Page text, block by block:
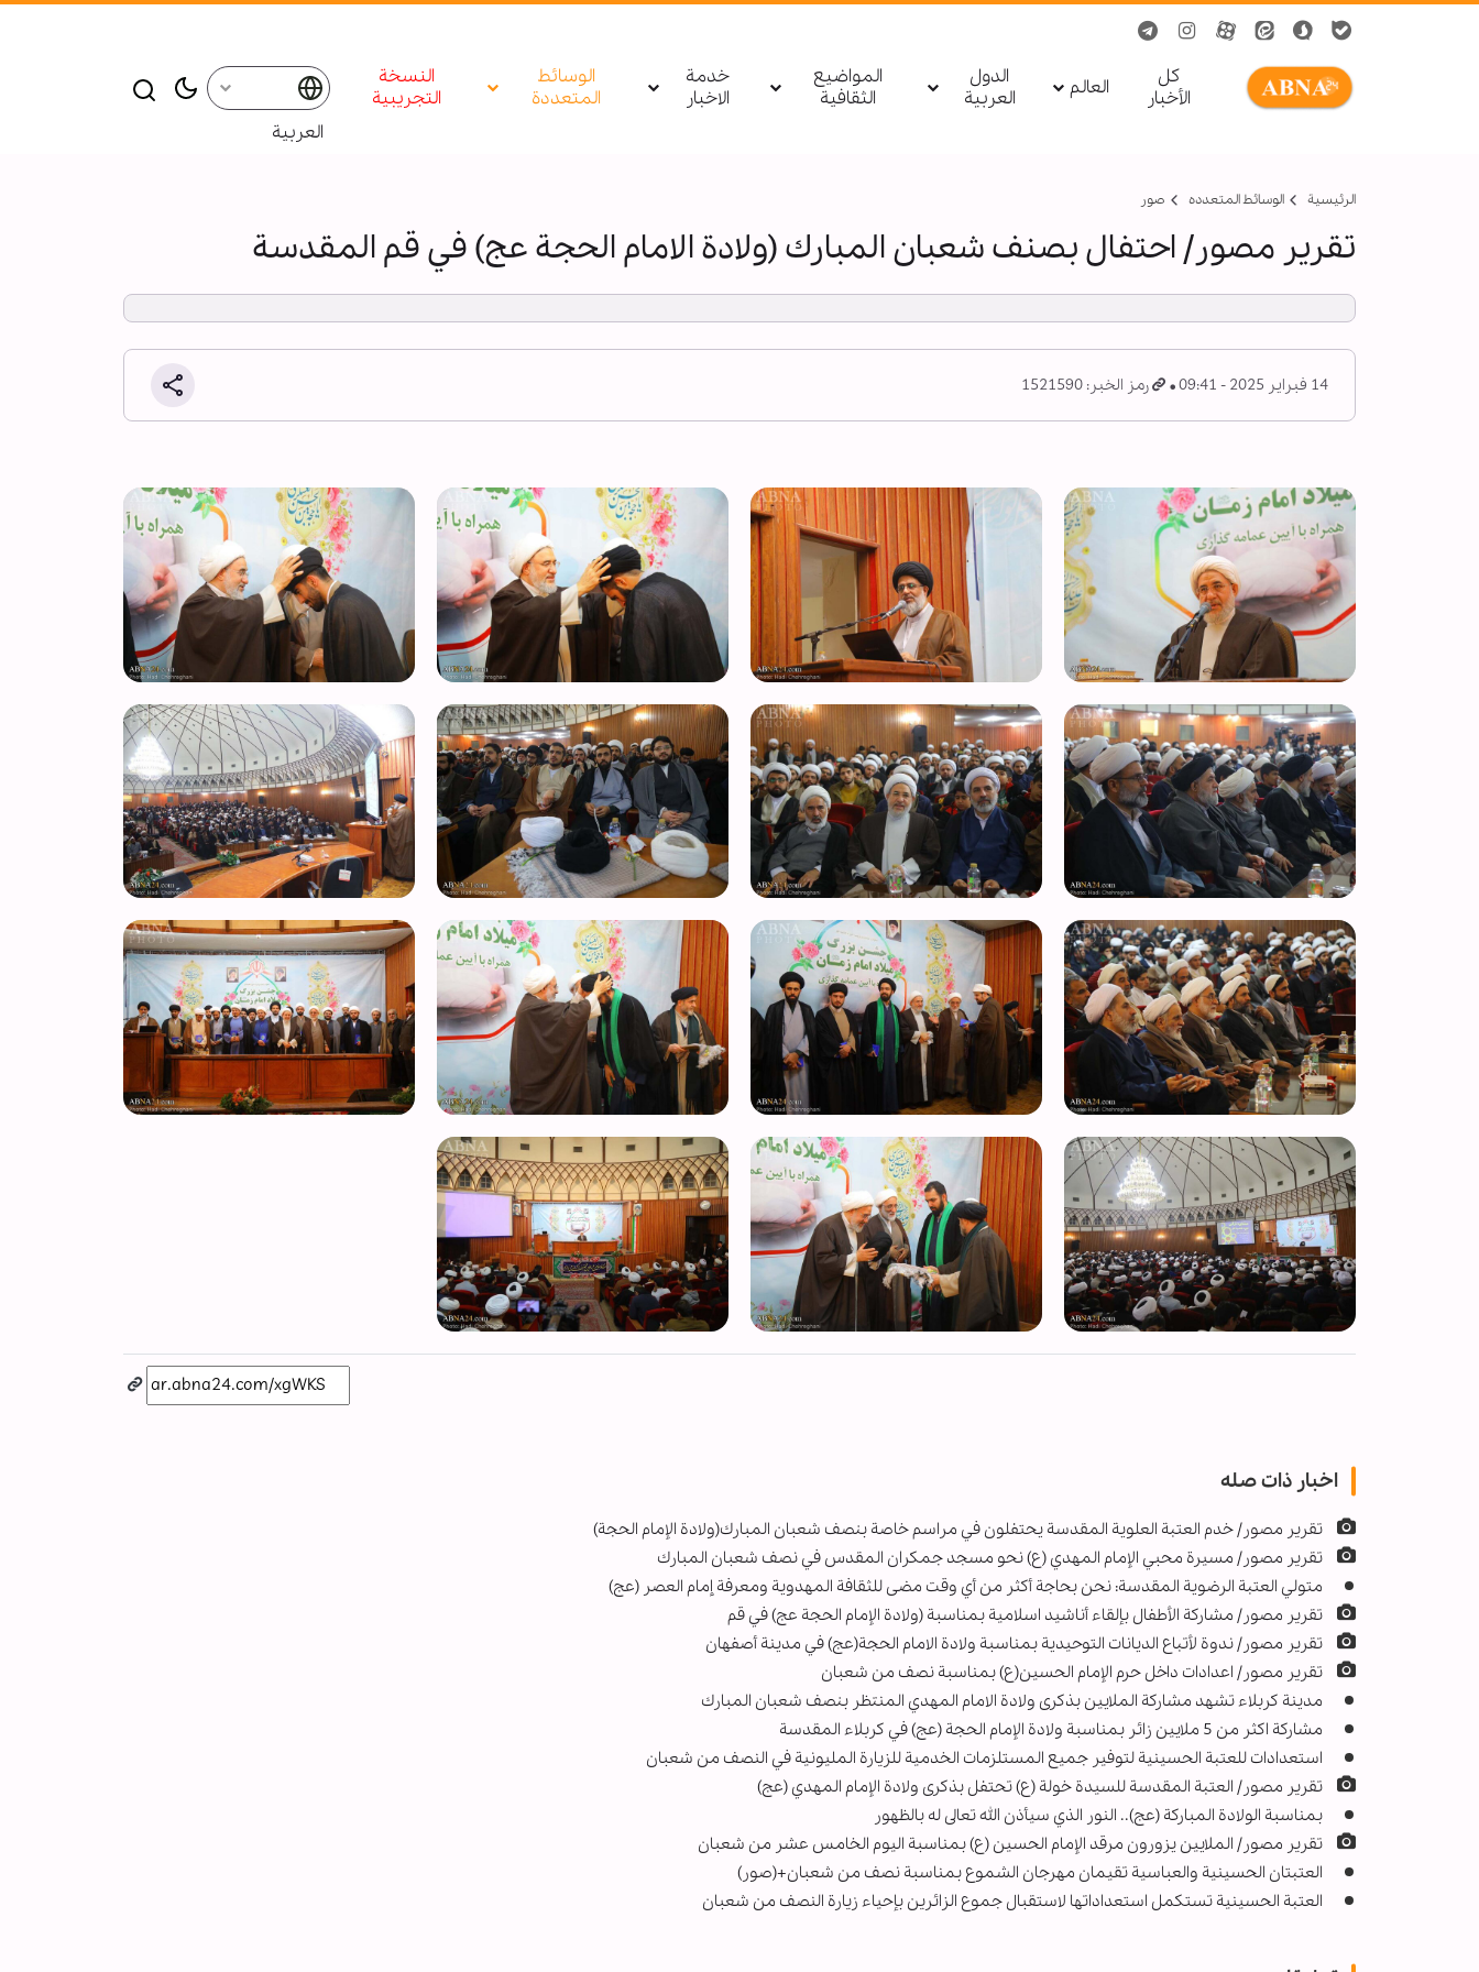
کل
الأخبار
العالم
الدول
العربیة
المواضيع
الثقافية
خدمة
الاخبار
الوسائط
المتعددة
النسخة
التجريبية
العربية
الرئيسية الوسائط المتعدده صور
تقرير مصور/ احتفال بصنف شعبان المبارك (ولادة الامام الحجة عج) في قم المقدسة
14 فبراير 2025 - 09:41 رمز الخبر: 1521590
اخبار ذات صله
تقرير مصور/ خدم العتبة العلوية المقدسة يحتفلون في مراسم خاصة بنصف شعبان المبارك(ولادة الإمام الحجة)
تقرير مصور/ مسيرة محبي الإمام المهدي (ع) نحو مسجد جمكران المقدس في نصف شعبان المبارك
متولي العتبة الرضوية المقدسة: نحن بحاجة أكثر من أي وقت مضى للثقافة المهدوية ومعرفة إمام العصر (عج)
تقرير مصور/ مشاركة الأطفال بإلقاء أناشيد اسلامية بمناسبة (ولادة الإمام الحجة عج) في قم
تقرير مصور/ ندوة لأتباع الديانات التوحيدية بمناسبة ولادة الامام الحجة(عج) في مدينة أصفهان
تقرير مصور/ اعدادات داخل حرم الإمام الحسين(ع) بمناسبة نصف من شعبان
مدينة كربلاء تشهد مشاركة الملايين بذكرى ولادة الامام المهدي المنتظر بنصف شعبان المبارك
مشاركة اكثر من 5 ملايين زائر بمناسبة ولادة الإمام الحجة (عج) في كربلاء المقدسة
استعدادات للعتبة الحسينية لتوفير جميع المستلزمات الخدمية للزيارة المليونية في النصف من شعبان
تقرير مصور/ العتبة المقدسة للسيدة خولة (ع) تحتفل بذكرى ولادة الإمام المهدي (عج)
بمناسبة الولادة المباركة (عج).. النور الذي سيأذن الله تعالى له بالظهور
تقرير مصور/ الملايين يزورون مرقد الإمام الحسين (ع) بمناسبة اليوم الخامس عشر من شعبان
العتبتان الحسينية والعباسية تقيمان مهرجان الشموع بمناسبة نصف من شعبان+(صور)
العتبة الحسينية تستكمل استعداداتها لاستقبال جموع الزائرين بإحياء زيارة النصف من شعبان